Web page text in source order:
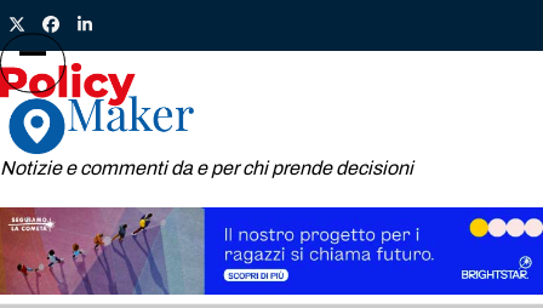
Skip
to
content
TwitterFacebook
LinkedIn
Notizie e commenti da e per chi prende decisioni
Open
mobile
menu
Close
mobile
menu